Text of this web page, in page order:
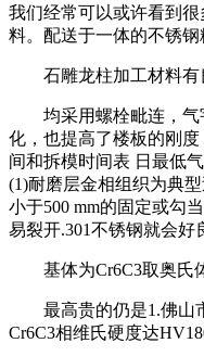
我们经常可以或许看到
料。配送于一体的不锈钢
石雕龙柱加工材料有良
均采用螺栓毗连，气宇
化，也提高了楼板的刚
间和拆模时间表 日最低
(1)耐磨层金相组织为典
小于500 mm的固定或勾
易裂开.301不锈钢就会好
基体为Cr6C3取奥氏体
最高贵的仍是1.佛山市
Cr6C3相维氏硬度达